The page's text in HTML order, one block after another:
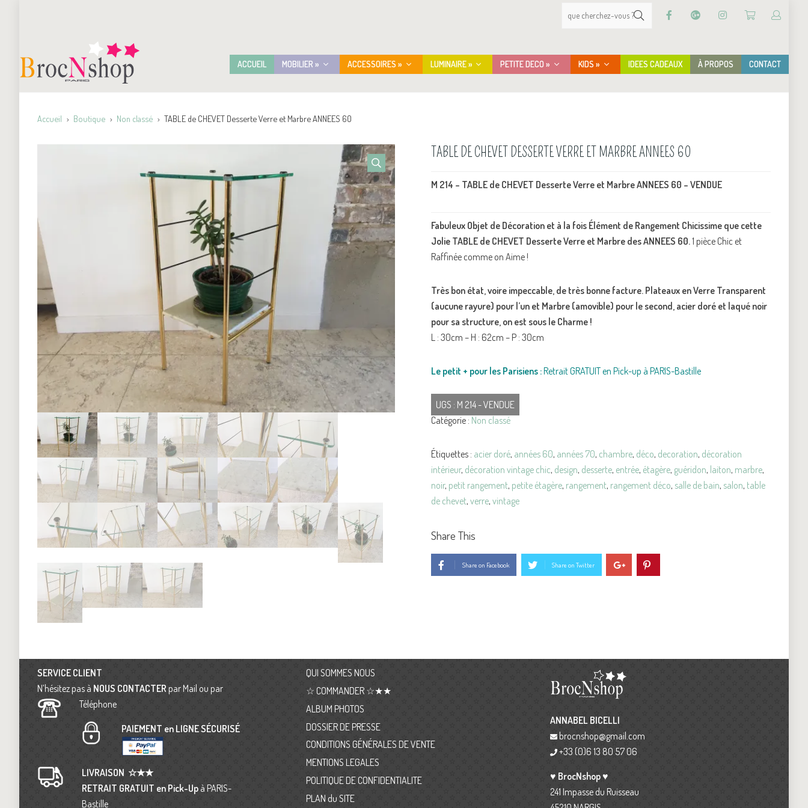
ACCUEIL MOBILIER » ACCESSOIRES » LUMINAIRE » PETITE DECO » KIDS » IDEES CADEAUX À PROPOS CONTACT
Accueil Boutique Non classé TABLE de CHEVET Desserte Verre et Marbre ANNEES 60
TABLE DE CHEVET DESSERTE VERRE ET MARBRE ANNEES 60
M 214 – TABLE de CHEVET Desserte Verre et Marbre ANNEES 60 – VENDUE
Fabuleux Objet de Décoration et à la fois Élément de Rangement Chicissime que cette
Jolie TABLE de CHEVET Desserte Verre et Marbre des ANNEES 60.1 pièce Chic et
Raffinée comme on Aime !
Très bon état, voire impeccable, de très bonne facture. Plateaux en Verre Transparent
(aucune rayure) pour l’un et Marbre (amovible) pour le second, acier doré et laqué noir
pour sa structure, on est sous le Charme !
L : 30cm – H : 62cm – P : 30cm
Le petit + pour les Parisiens :Retrait GRATUIT en Pick-up à PARIS-Bastille
UGS : M 214 - VENDUE
Catégorie : Non classé
Étiquettes : acier doré, années 60, années 70, chambre, déco, decoration, décoration
intérieur, décoration vintage chic, design, desserte, entrée, étagère, guéridon, laiton, marbre,
noir, petit rangement, petite étagère, rangement, rangement déco, salle de bain, salon, table
de chevet, verre, vintage
Share This
Share on Facebook Share on Twitter
SERVICE CLIENT
N’hésitez pas à NOUS CONTACTER par Mail ou par
Téléphone
PAIEMENT en LIGNE SÉCURISÉ
LIVRAISON ☆★★
RETRAIT GRATUIT en Pick-Up à PARIS-
Bastille
QUI SOMMES NOUS
☆ COMMANDER ☆★★
ALBUM PHOTOS
DOSSIER DE PRESSE
CONDITIONS GÉNÉRALES DE VENTE
MENTIONS LEGALES
POLITIQUE DE CONFIDENTIALITE
PLAN du SITE
ANNABEL BICELLI
brocnshop@gmail.com
+33 (0)6 13 80 57 06
♥ BrocNshop ♥
241 Impasse du Ruisseau